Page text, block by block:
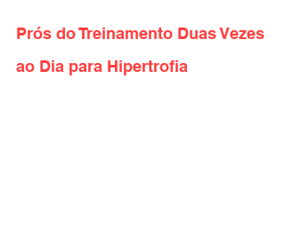
Prós do Treinamento Duas Vezes
ao Dia para Hipertrofia